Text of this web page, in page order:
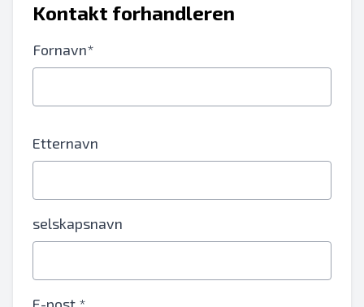
Kontakt forhandleren
Fornavn*
Etternavn
selskapsnavn